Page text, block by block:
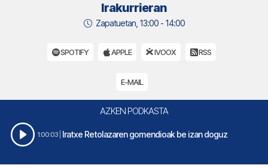
Irakurrieran
Zapatuetan, 13:00 - 14:00
SPOTIFY APPLE IVOOX RSS
E-MAIL
AZKEN PODKASTA
1:00:03 Iratxe Retolazaren gomendioak be izan doguz